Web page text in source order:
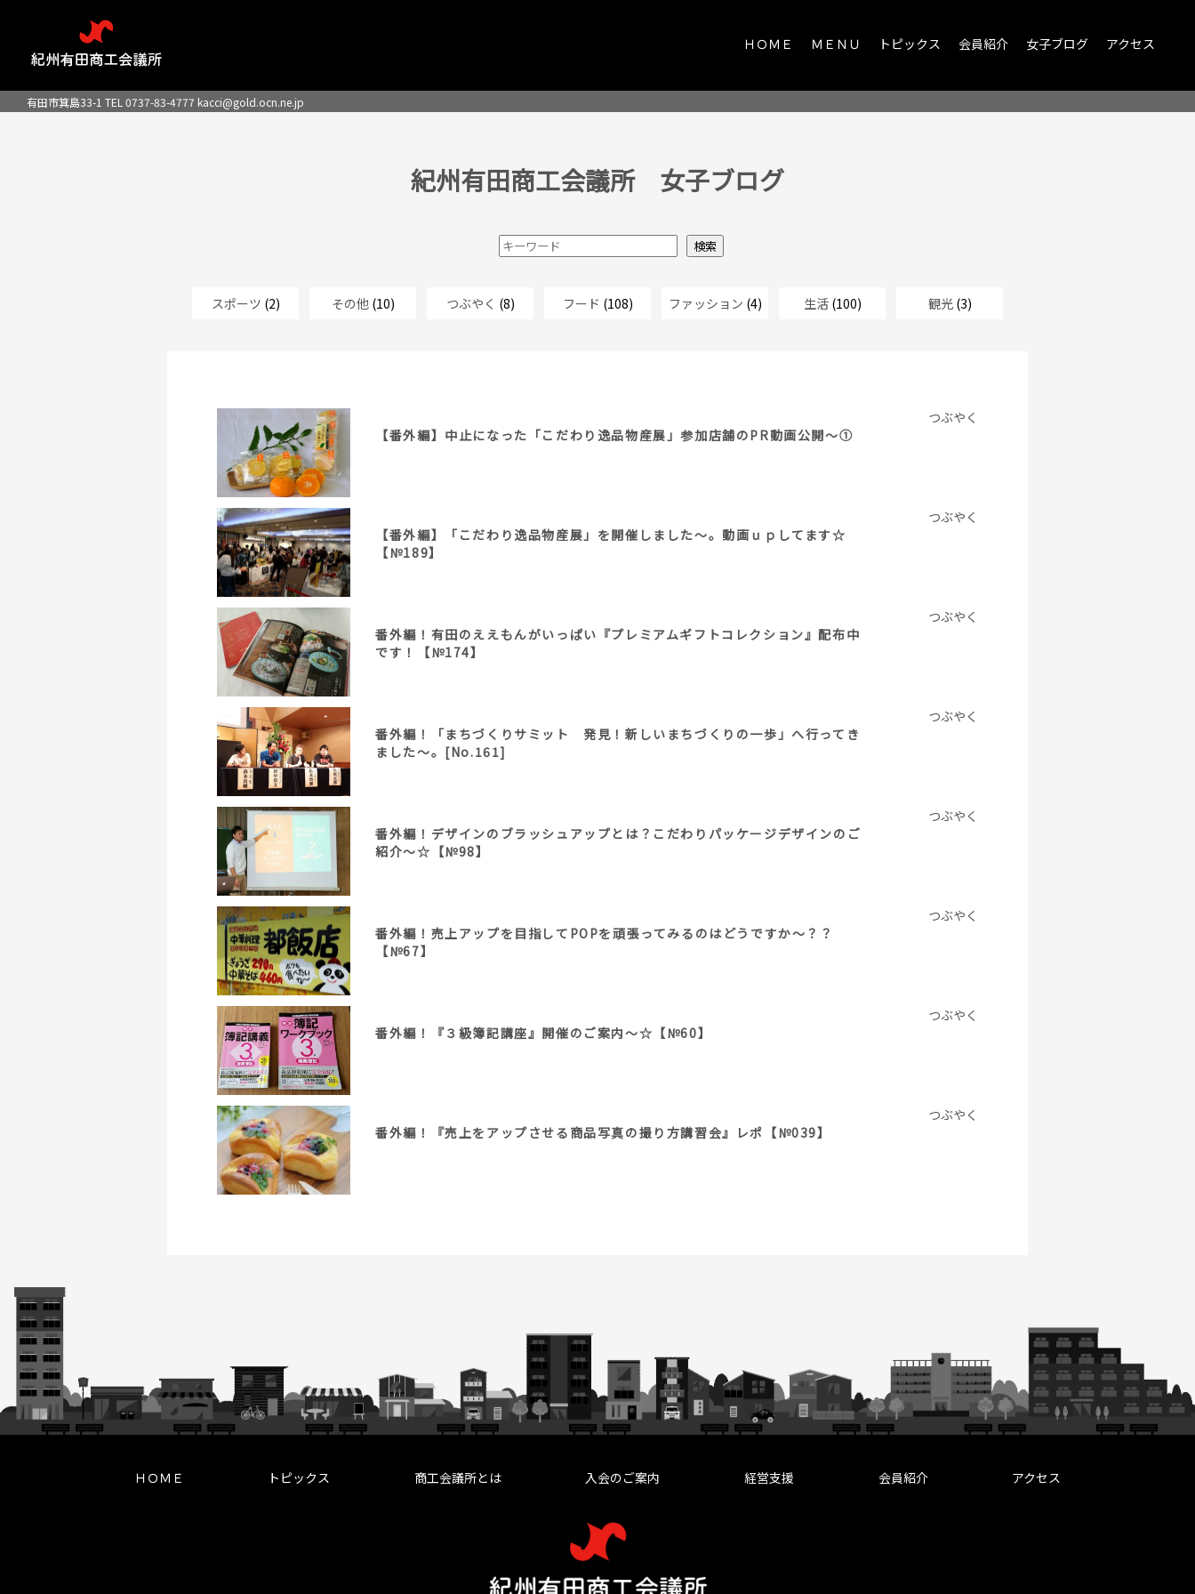
ＨＯＭＥ ＭＥＮＵ トピックス 会員紹介 女子ブログ アクセス
有田市箕島33-1 TEL 0737-83-4777 kacci@gold.ocn.ne.jp
紀州有田商工会議所 女子ブログ
スポーツ (2) その他(10) つぶやく (8) フード (108) ファッション (4) 生活(100) 観光(3)
つぶやく
【番外編】中止になった「こだわり逸品物産展」参加店舗のPR動画公開～①
つぶやく
【番外編】「こだわり逸品物産展」を開催しました～。動画ｕｐしてます☆
【№189】
つぶやく
番外編！有田のええもんがいっぱい『プレミアムギフトコレクション』配布中
です！【№174】
つぶやく
番外編！「まちづくりサミット 発見！新しいまちづくりの一歩」へ行ってき
ました～。[No.161]
つぶやく
番外編！デザインのブラッシュアップとは？こだわりパッケージデザインのご
紹介～☆【№98】
つぶやく
番外編！売上アップを目指してPOPを頑張ってみるのはどうですか～？？
【№67】
つぶやく
番外編！『３級簿記講座』開催のご案内～☆【№60】
つぶやく
番外編！『売上をアップさせる商品写真の撮り方講習会』レポ【№039】
ＨＯＭＥ トピックス 商工会議所とは 入会のご案内 経営支援 会員紹介 アクセス